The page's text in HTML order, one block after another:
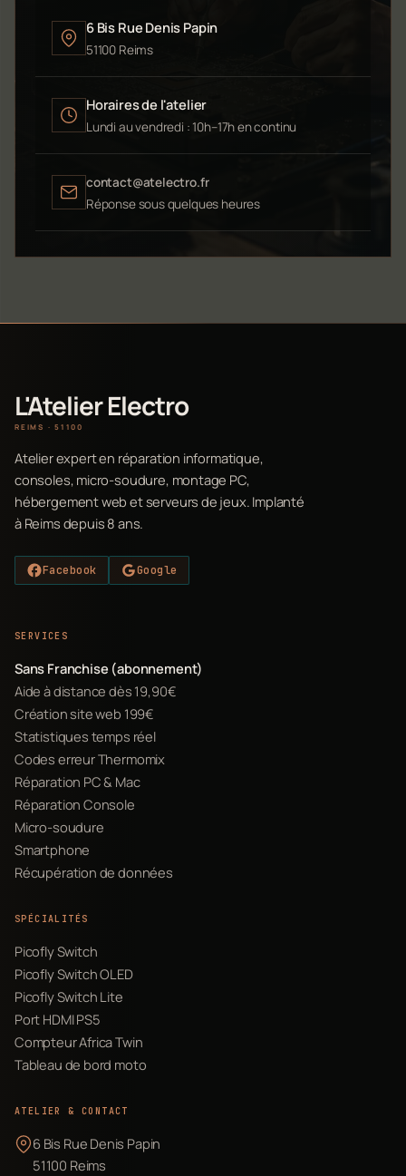
6 Bis Rue Denis Papin
51100 Reims
Horaires de l'atelier
Lundi au vendredi : 10h–17h en continu
contact@atelectro.fr
Réponse sous quelques heures
L'Atelier Electro
REIMS · 51100
Atelier expert en réparation informatique,
consoles, micro-soudure, montage PC,
hébergement web et serveurs de jeux. Implanté
à Reims depuis 8 ans.
Facebook Google
SERVICES
Sans Franchise (abonnement)
Aide à distance dès 19,90€
Création site web 199€
Statistiques temps réel
Codes erreur Thermomix
Réparation PC & Mac
Réparation Console
Micro-soudure
Smartphone
Récupération de données
SPÉCIALITÉS
Picofly Switch
Picofly Switch OLED
Picofly Switch Lite
Port HDMI PS5
Compteur Africa Twin
Tableau de bord moto
ATELIER & CONTACT
6 Bis Rue Denis Papin
51100 Reims